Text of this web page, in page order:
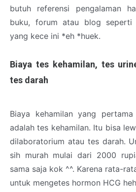
butuh referensi pengalaman
buku, forum atau blog seperti
yang kece ini *eh *huek.
Biaya tes kehamilan, tes
tes darah
Biaya kehamilan yang
adalah tes kehamilan. Itu bisa
dilaboratorium atau tes darah.
sih murah mulai dari 2000
sama saja kok ^^. Karena rata-
untuk mengetes hormon HCG